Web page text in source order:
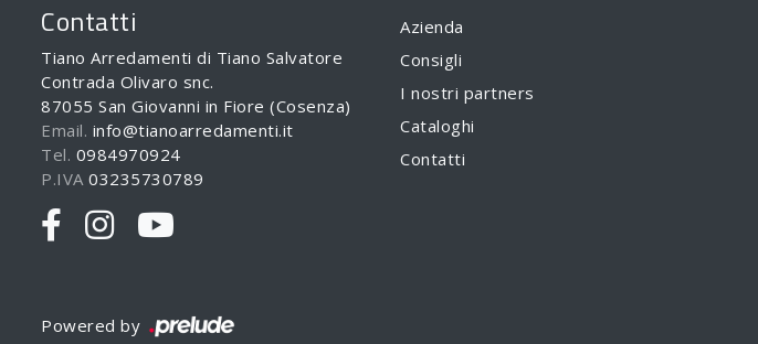
Contatti
Tiano Arredamenti di Tiano Salvatore
Contrada Olivaro snc.
87055 San Giovanni in Fiore (Cosenza)
Email. info@tianoarredamenti.it
Tel. 0984970924
P.IVA 03235730789
Azienda
Consigli
I nostri partners
Cataloghi
Contatti
Powered by